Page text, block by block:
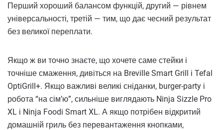
Перший хороший балансом функцій, другий — рівнем
універсальності, третій — тим, що дає чесний результат
без великої переплати.
Якщо ж ви точно знаєте, що хочете саме стейки і
точніше смаження, дивіться на Breville Smart Grill і Tefal
OptiGrill+. Якщо важливі великі сніданки, burger-party і
робота “на сім’ю”, сильніше виглядають Ninja Sizzle Pro
XL і Ninja Foodi Smart XL. А якщо потрібен відкритий
домашній гриль без перевантаження кнопками,